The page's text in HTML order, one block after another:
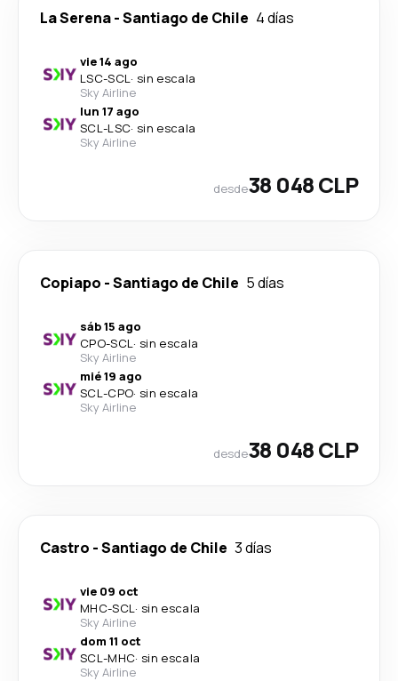
La Serena-Santiago de Chile 4 días
vie 14 ago
LSC-SCL· sin escala
Sky Airline
lun 17 ago
SCL-LSC· sin escala
Sky Airline
desde38 048 CLP
Copiapo -Santiago de Chile 5 días
sáb 15 ago
CPO-SCL· sin escala
Sky Airline
mié 19 ago
SCL-CPO· sin escala
Sky Airline
desde38 048 CLP
Castro -Santiago de Chile 3 días
vie 09 oct
MHC-SCL· sin escala
Sky Airline
dom 11 oct
SCL-MHC· sin escala
Sky Airline